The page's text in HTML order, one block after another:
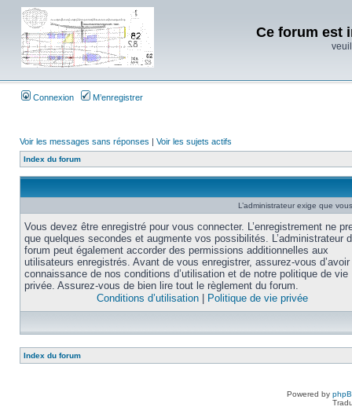
Ce forum est
Connexion M’enregistrer
Voir les messages sans réponses | Voir les sujets actifs
Index du forum
L’administrateur exige que
Vous devez être enregistré pour vous connecter. L’enregistrement ne
que quelques secondes et augmente vos possibilités. L’administrateur
forum peut également accorder des permissions additionnelles aux
utilisateurs enregistrés. Avant de vous enregistrer, assurez-vous
connaissance de nos conditions d’utilisation et de notre politique de vie
privée. Assurez-vous de bien lire tout le règlement du forum.
Conditions d’utilisation
Politique de vie privée
Index du forum
Powered by